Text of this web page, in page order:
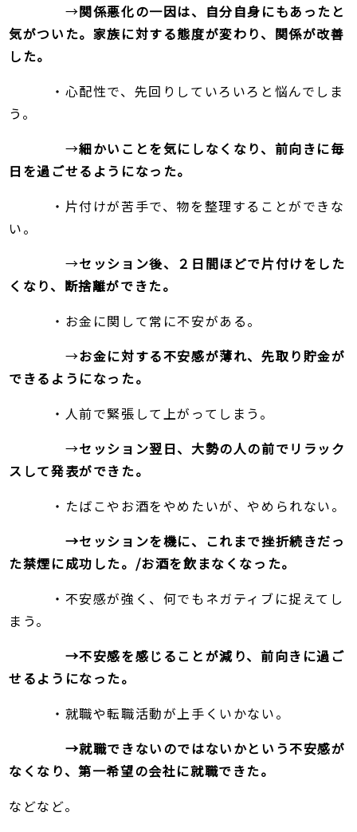
→関係悪化の一因は、自分自身にもあったと
気がついた。家族に対する態度が変わり、関係が改善
した。
・心配性で、先回りしていろいろと悩んでしま
う。
→細かいことを気にしなくなり、前向きに毎
日を過ごせるようになった。
・片付けが苦手で、物を整理することができな
い。
→セッション後、２日間ほどで片付けをした
くなり、断捨離ができた。
・お金に関して常に不安がある。
→お金に対する不安感が薄れ、先取り貯金が
できるようになった。
・人前で緊張して上がってしまう。
→セッション翌日、大勢の人の前でリラック
スして発表ができた。
・たばこやお酒をやめたいが、やめられない。
→セッションを機に、これまで挫折続きだっ
た禁煙に成功した。/お酒を飲まなくなった。
・不安感が強く、何でもネガティブに捉えてし
まう。
→不安感を感じることが減り、前向きに過ご
せるようになった。
・就職や転職活動が上手くいかない。
→就職できないのではないかという不安感が
なくなり、第一希望の会社に就職できた。
​などなど。